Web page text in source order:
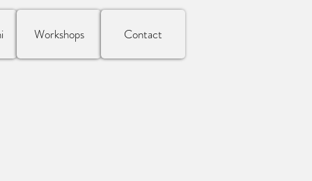
Workshops Contact